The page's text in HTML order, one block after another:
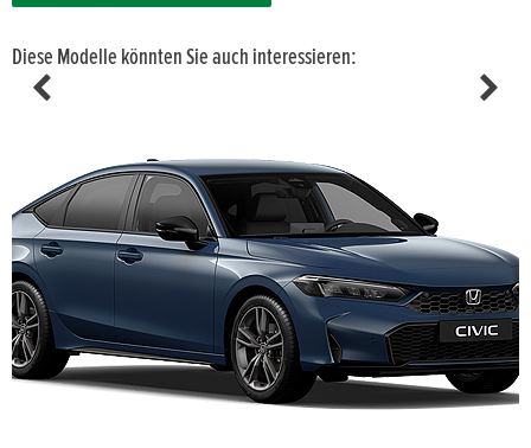
Diese Modelle könnten Sie auch interessieren: